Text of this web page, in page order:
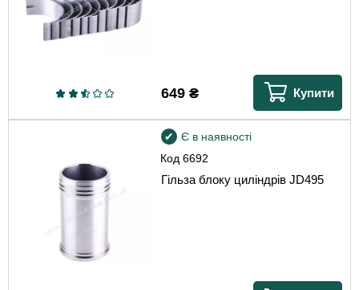
649₴ Купити
Код6692
Є в наявності
Гільза блоку циліндрів JD495